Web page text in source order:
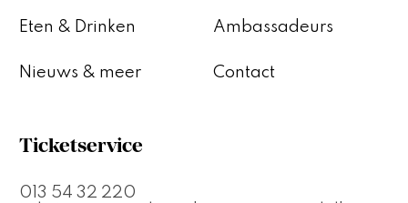
Eten & Drinken
Nieuws & meer
Ambassadeurs
Contact
Ticketservice
013 54 32 220